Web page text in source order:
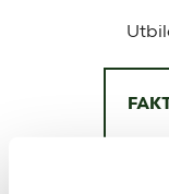
Luleå